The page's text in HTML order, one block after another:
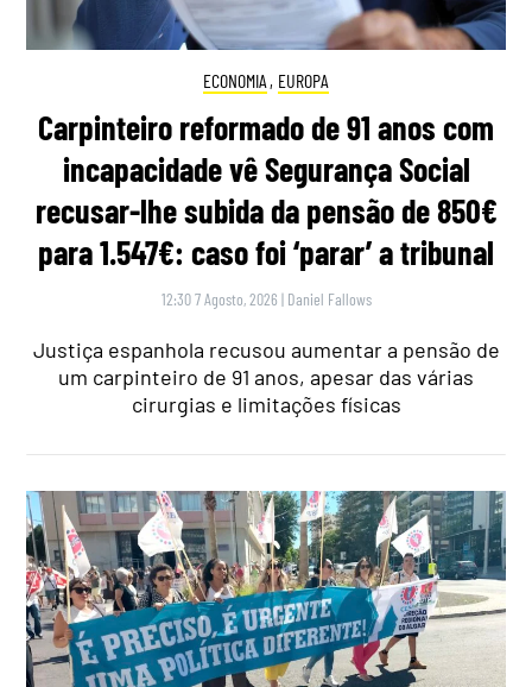
ECONOMIA , EUROPA
Carpinteiro reformado de 91 anos com
incapacidade vê Segurança Social
recusar-lhe subida da pensão de 850€
para 1.547€: caso foi ‘parar’ a tribunal
12:30 7 Agosto, 2026 | Daniel Fallows
Justiça espanhola recusou aumentar a pensão de
um carpinteiro de 91 anos, apesar das várias
cirurgias e limitações físicas